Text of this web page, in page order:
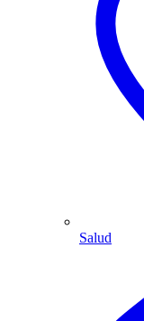
Salud